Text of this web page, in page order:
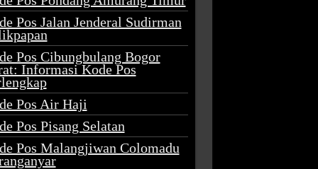
Pos Jalan Jenderal Sudirman
Pos Cibungbulang Bogor
Informasi Kode Pos
Pos Air Haji
Pos Pisang Selatan
Pos Malangjiwan Colomadu